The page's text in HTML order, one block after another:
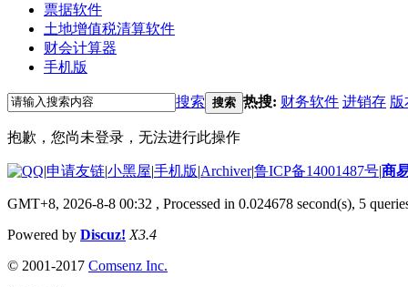
票据软件
土地增值税清算软件
财会计算器
手机版
搜索 搜索 热搜: 财务软件 进销存 版
抱歉，您尚未登录，无法进行此操作
|申请友链|小黑屋|手机版|Archiver|鲁ICP备14001487号|商
GMT+8, 2026-8-8 00:32 , Processed in 0.024678 second(s), 5
Powered by Discuz! X3.4
© 2001-2017 Comsenz Inc.